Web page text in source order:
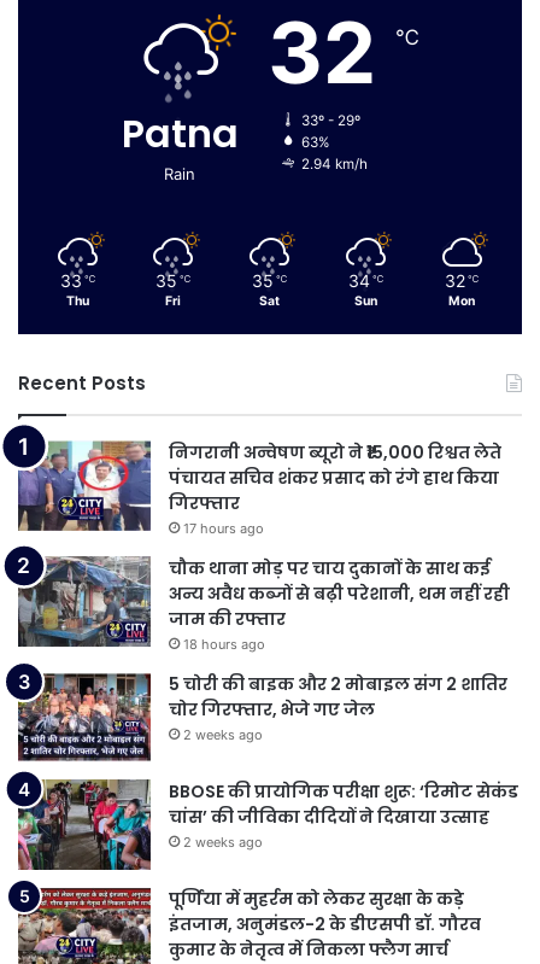
Patna
Rain
32 ℃
33º - 29º
63%
2.94 km/h
33 ℃
Thu
35 ℃
Fri
35 ℃
Sat
34 ℃
Sun
32 ℃
Mon
Recent Posts
निगरानी अन्वेषण ब्यूरो ने ₹15,000 रिश्वत लेते
पंचायत सचिव शंकर प्रसाद को रंगे हाथ किया
गिरफ्तार
17 hours ago
चौक थाना मोड़ पर चाय दुकानों के साथ कई
अन्य अवैध कब्जों से बढ़ी परेशानी, थम नहीं रही
जाम की रफ्तार
18 hours ago
5 चोरी की बाइक और 2 मोबाइल संग 2 शातिर
चोर गिरफ्तार, भेजे गए जेल
2 weeks ago
BBOSE की प्रायोगिक परीक्षा शुरू: ‘रिमोट सेकंड
चांस’ की जीविका दीदियों ने दिखाया उत्साह
2 weeks ago
पूर्णिया में मुहर्रम को लेकर सुरक्षा के कड़े
इंतजाम, अनुमंडल-2 के डीएसपी डॉ. गौरव
कुमार के नेतृत्व में निकला फ्लैग मार्च